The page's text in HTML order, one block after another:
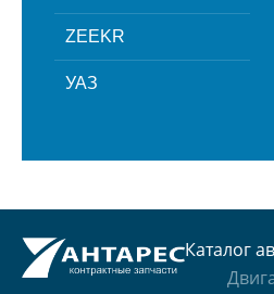
ZEEKR
УАЗ
Каталог